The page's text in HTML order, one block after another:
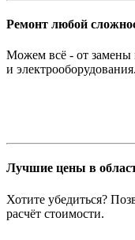
Ремонт любой
Можем всё - от замены
и электрооборудования.
Лучшие цены в
Хотите убедиться?
расчёт стоимости.